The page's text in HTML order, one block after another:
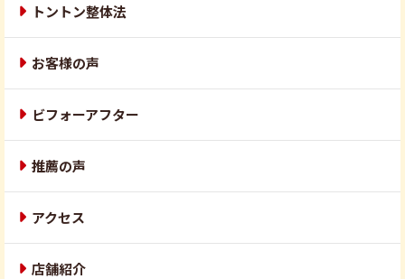
トントン整体法
お客様の声
ビフォーアフター
推薦の声
アクセス
店舗紹介